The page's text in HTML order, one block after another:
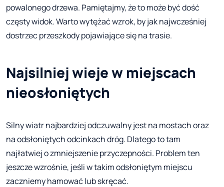
powalonego drzewa. Pamiętajmy, że to może być dość
częsty widok. Warto wytężać wzrok, by jak najwcześniej
dostrzec przeszkody pojawiające się na trasie.
Najsilniej wieje w miejscach
nieosłoniętych
Silny wiatr najbardziej odczuwalny jest na mostach oraz
na odsłoniętych odcinkach dróg. Dlatego to tam
najłatwiej o zmniejszenie przyczepności. Problem ten
jeszcze wzrośnie, jeśli w takim odsłoniętym miejscu
zaczniemy hamować lub skręcać.